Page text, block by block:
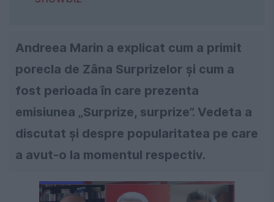
Andreea Marin a explicat cum a primit
porecla de Zâna Surprizelor și cum a
fost perioada în care prezenta
emisiunea „Surprize, surprize”. Vedeta a
discutat și despre popularitatea pe care
a avut-o la momentul respectiv.